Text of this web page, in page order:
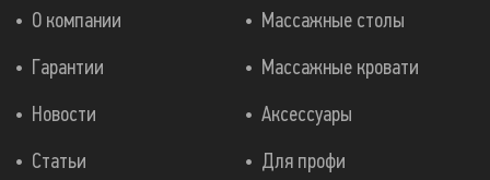
Массажные столы
Массажные кровати
Аксессуары
Для профи
О компании
Гарантии
Новости
Статьи